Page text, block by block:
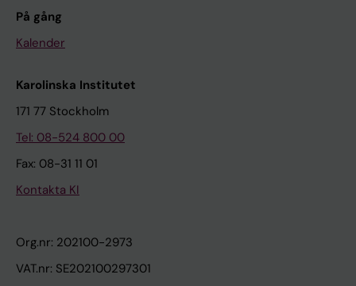
På gång
Kalender
Karolinska Institutet
171 77 Stockholm
Tel: 08-524 800 00
Fax: 08-31 11 01
Kontakta KI
Org.nr: 202100-2973
VAT.nr: SE202100297301